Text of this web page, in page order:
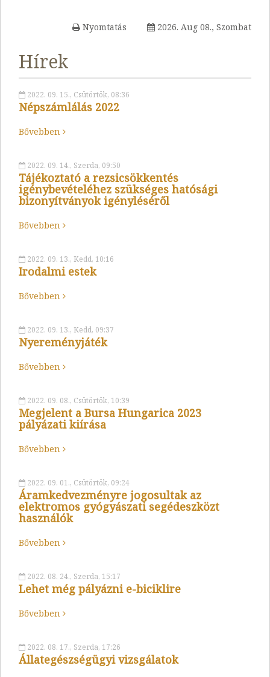
Nyomtatás 2026. Aug 08., Szombat
Hírek
2022. 09. 15., Csütörtök, 08:36
Népszámlálás 2022
Bővebben
2022. 09. 14., Szerda, 09:50
Tájékoztató a rezsicsökkentés
igénybevételéhez szükséges hatósági
bizonyítványok igényléséről
Bővebben
2022. 09. 13., Kedd, 10:16
Irodalmi estek
Bővebben
2022. 09. 13., Kedd, 09:37
Nyereményjáték
Bővebben
2022. 09. 08., Csütörtök, 10:39
Megjelent a Bursa Hungarica 2023
pályázati kiírása
Bővebben
2022. 09. 01., Csütörtök, 09:24
Áramkedvezményre jogosultak az
elektromos gyógyászati segédeszközt
használók
Bővebben
2022. 08. 24., Szerda, 15:17
Lehet még pályázni e-biciklire
Bővebben
2022. 08. 17., Szerda, 17:26
Állategészségügyi vizsgálatok